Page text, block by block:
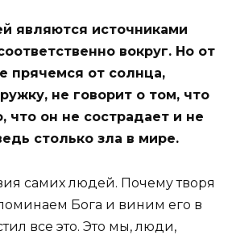
являются источниками
вокруг. Но от
прячемся от солнца,
не говорит о том, что
что он не сострадает и не
столько зла в мире.
самих людей. Почему творя
Бога и виним его в
все это. Это мы, люди,